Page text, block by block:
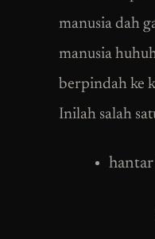
manusia dah
manusia
berpindah ke
Inilah salah